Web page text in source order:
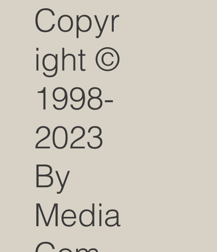
Copyr
ight ©
1998-
2023
By
Media